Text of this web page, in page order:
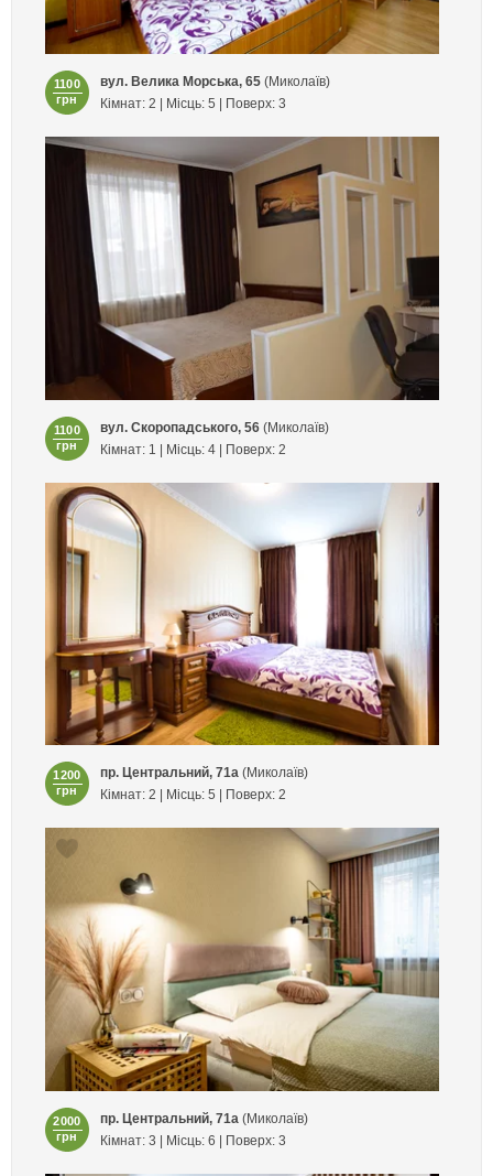
1100
грн
вул. Велика Морська, 65(Миколаїв)
Кімнат: 2 | Місць: 5 | Поверх: 3
1100
грн
вул. Скоропадського, 56(Миколаїв)
Кімнат: 1 | Місць: 4 | Поверх: 2
1200
грн
пр. Центральний, 71а(Миколаїв)
Кімнат: 2 | Місць: 5 | Поверх: 2
2000
грн
пр. Центральний, 71а(Миколаїв)
Кімнат: 3 | Місць: 6 | Поверх: 3